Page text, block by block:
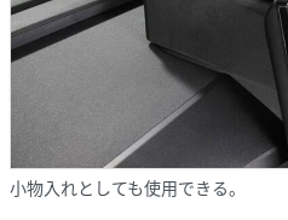
小物入れとしても使用できる。